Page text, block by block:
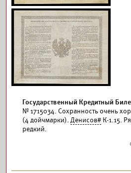
Государственный Кредитный
№ 1715034. Сохранность очень
(4 дойчмарки). Денисов# К-1.15.
редкий.